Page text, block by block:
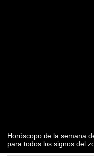
Horóscopo de la semana
para todos los signos del